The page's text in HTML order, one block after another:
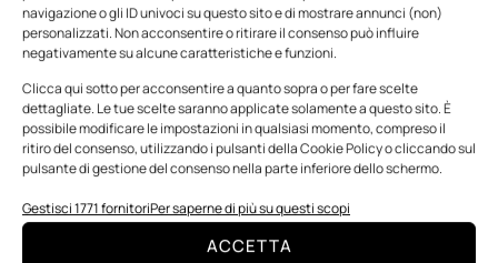
navigazione o gli ID univoci su questo sito e di mostrare annunci (non)
personalizzati. Non acconsentire o ritirare il consenso può influire
negativamente su alcune caratteristiche e funzioni.
Clicca qui sotto per acconsentire a quanto sopra o per fare scelte
dettagliate. Le tue scelte saranno applicate solamente a questo sito. È
possibile modificare le impostazioni in qualsiasi momento, compreso il
ritiro del consenso, utilizzando i pulsanti della Cookie Policy o cliccando sul
pulsante di gestione del consenso nella parte inferiore dello schermo.
Gestisci 1771 fornitoriPer saperne di più su questi scopi
ACCETTA
Macchine utensili: 2025 debole, ma il 2026
potrebbe far registrare una timida ripresa
per l’industria italiana costruttrice di macchine utensili,
robot e automazione, che ha registrato una sostanziale
stazionarietà